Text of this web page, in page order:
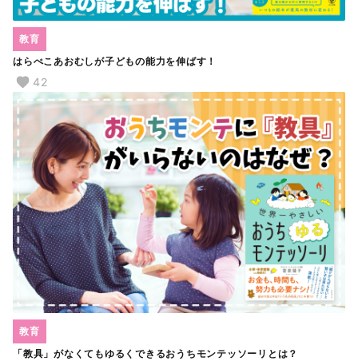
はらぺこあおむしが子どもの能力を伸ばす！
教育
42
「教具」がなくてもゆるくできるおうちモンテッソーリとは？
教育